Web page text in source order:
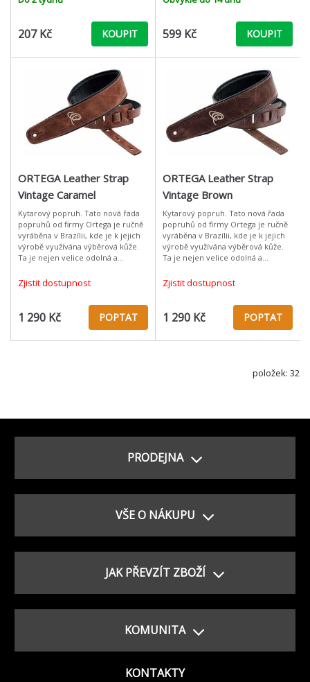
207 Kč KOUPIT 599 Kč KOUPIT
ORTEGA Leather Strap
Vintage Caramel
Kytarový popruh. Tato nová řada
popruhů od firmy Ortega je ručně
vyráběna v Brazílii, kde je k jejich
výrobě využívána výběrová kůže.
Ta je nejen velice odolná a
popruhům také nezaměnitelný
design
Zjistit dostupnost
1 290 Kč POPTAT
ORTEGA Leather Strap
Vintage Brown
Kytarový popruh. Tato nová řada
popruhů od firmy Ortega je ručně
vyráběna v Brazílii, kde je k jejich
výrobě využívána výběrová kůže.
Ta je nejen velice odolná a
popruhům také nezaměnitelný
design
Zjistit dostupnost
1 290 Kč POPTAT
položek: 32
PRODEJNA
VŠE O NÁKUPU
JAK PŘEVZÍT ZBOŽÍ
KOMUNITA
KONTAKTY